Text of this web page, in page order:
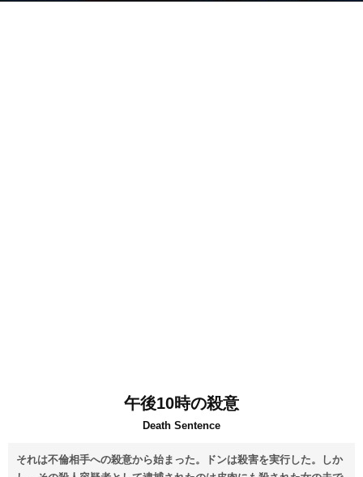
午後10時の殺意
Death Sentence
それは不倫相手への殺意から始まった。ドンは殺害を実行した。しか